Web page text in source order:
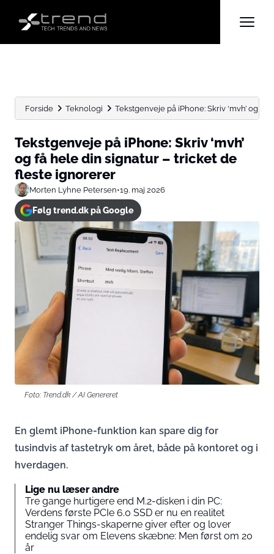
Forside Teknologi Tekstgenveje på iPhone: Skriv ‘mvh’ og få
Tekstgenveje på iPhone: Skriv ‘mvh’
og få hele din signatur – tricket de
fleste ignorerer
Morten Lyhne Petersen•19. maj 2026
Følg trend.dk på Google
Foto: Trend.dk / AI Genereret
En glemt iPhone-funktion kan spare dig for
tusindvis af tastetryk om året, både på kontoret og i
hverdagen.
Lige nu læser andre
Tre gange hurtigere end M.2-disken i din PC:
Verdens første PCIe 6.0 SSD er nu en realitet
Stranger Things-skaperne giver efter og lover
endelig svar om Elevens skæbne: Men først om 20
år